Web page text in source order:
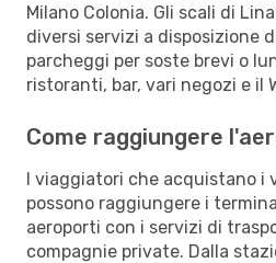
Milano Colonia. Gli scali di
diversi servizi a disposizione
parcheggi per soste brevi o
ristoranti, bar, vari negozi e il
Come raggiungere
I viaggiatori che acquistano i
possono raggiungere i
aeroporti con i servizi di
compagnie private. Dalla